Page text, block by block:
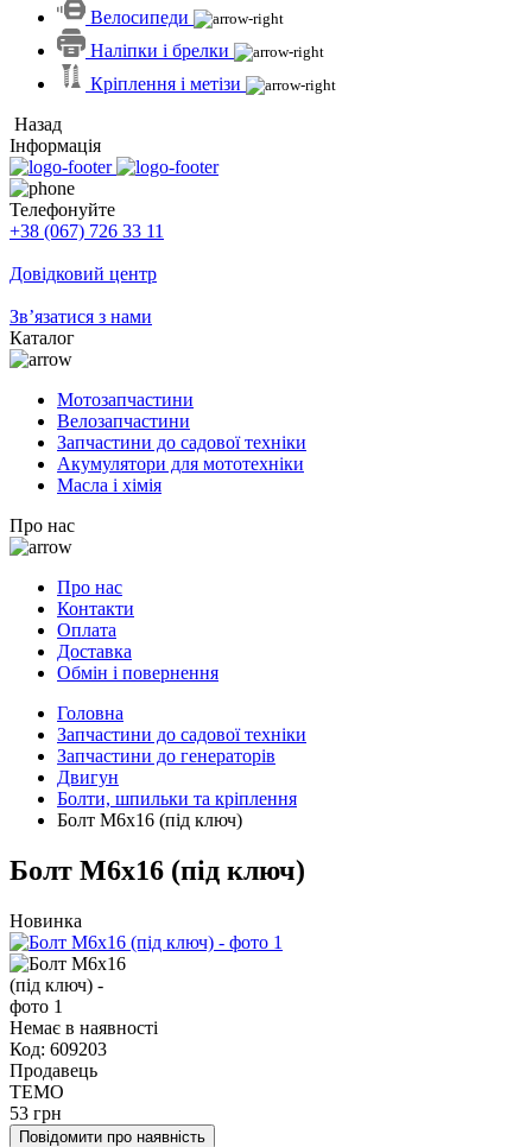
Велосипеди
Наліпки і брелки
Кріплення і метізи
Назад
Інформація
Телефонуйте
+38 (067) 726 33 11
Довідковий центр
Зв’язатися з нами
Каталог
Мотозапчастини
Велозапчастини
Запчастини до садової техніки
Акумулятори для мототехніки
Масла і хімія
Про нас
Про нас
Контакти
Оплата
Доставка
Обмін і повернення
Головна
Запчастини до садової техніки
Запчастини до генераторів
Двигун
Болти, шпильки та кріплення
Болт M6x16 (під ключ)
Болт M6x16 (під ключ)
Новинка
Немає в наявності
Код: 609203
Продавець
TEMO
53 грн
Повідомити про наявність